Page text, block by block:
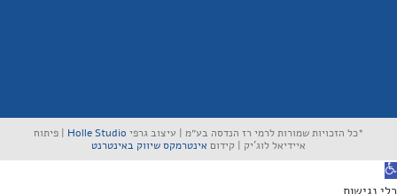
*כל הזכויות שמורות לרמי רז הנדסה בע״מ | עיצוב גרפי Holle Studio | פיתוח
איידיאל לוג'יק | קידום אינטרמקס שיווק באינטרנט
פתח סרגל נגישות